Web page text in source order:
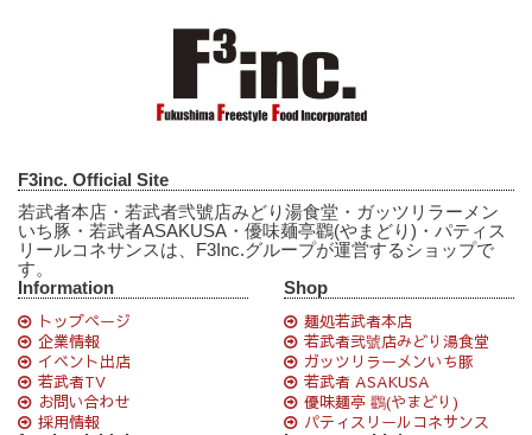
F3inc. Official Site
若武者本店・若武者弐號店みどり湯食堂・ガッツリラーメン
いち豚・若武者ASAKUSA・優味麺亭鸐(やまどり)・パティス
リールコネサンスは、F3Inc.グループが運営するショップで
す。
Information
トップページ
企業情報
イベント出店
若武者TV
お問い合わせ
採用情報
Shop
麺処若武者本店
若武者弐號店みどり湯食堂
ガッツリラーメンいち豚
若武者 ASAKUSA
優味麺亭 鸐(やまどり)
パティスリールコネサンス